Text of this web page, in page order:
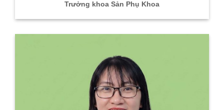
Trưởng khoa Sản Phụ Khoa